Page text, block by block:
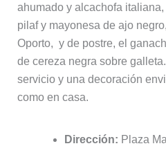
ahumado y alcachofa
pilaf y mayonesa de ajo
Oporto, y de postre, el
de cereza negra sobre
servicio y una decoración
como en casa.
Dirección: Plaza